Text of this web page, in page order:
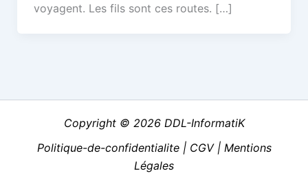
voyagent. Les fils sont ces routes. […]
Copyright © 2026 DDL-InformatiK
Politique-de-confidentialite | CGV | Mentions
Légales